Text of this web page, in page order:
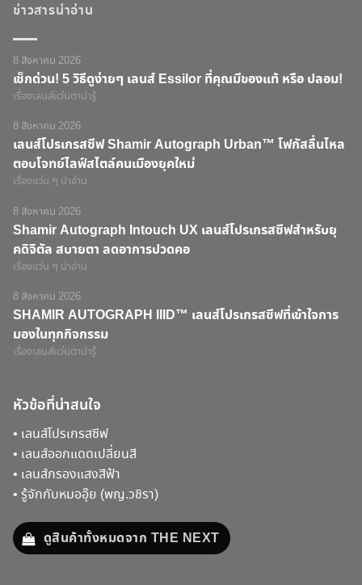
ข่าวสารน่าอ่าน
8 สิงหาคม 2026
เช็กด่วน! 5 วิธีดูง่ายๆ เลนส์ Essilor ที่คุณมีของแท้ หรือ ปลอม!
เรื่องเลนส์แว่นตาน่ารู้
8 สิงหาคม 2026
เลนส์โปรเกรสซีฟ Shamir Autograph Urban™ โฟกัสลื่นไหล
ตอบโจทย์ไลฟ์สไตล์คนเมืองยุคใหม่
เรื่องแว่น ๆ น่าอ่าน
8 สิงหาคม 2026
Shamir Autograph Intouch UX เลนส์โปรเกรสซีฟสำหรับยุ
คดิจิตัล สบายตา ลดอาการปวดคอ
เรื่องแว่น ๆ น่าอ่าน
8 สิงหาคม 2026
SHAMIR AUTOGRAPH IIID™ เลนส์โปรเกรสซีฟที่เข้าใจการ
มองในทุกกิจกรรม
เรื่องเลนส์แว่นตาน่ารู้
หัวข้อที่น่าสนใจ
• เลนส์โปรเกรสซีฟ
• เลนส์ออกแดดเปลี่ยนสี
• เลนส์กรองแสงสีฟ้า
• รู้จักกับหมออุ๊ย (พญ.วชิรา)
ดูสินค้าทั้งหมดจาก THE NEXT